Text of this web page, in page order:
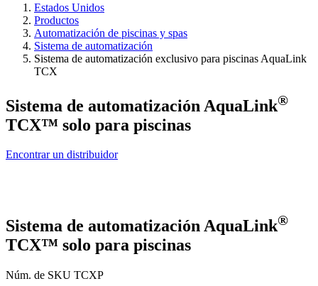
Estados Unidos
Productos
Automatización de piscinas y spas
Sistema de automatización
Sistema de automatización exclusivo para piscinas AquaLink
TCX
Sistema de automatización AquaLink®
TCX™ solo para piscinas
Encontrar un distribuidor
Sistema de automatización AquaLink®
TCX™ solo para piscinas
Núm. de SKU TCXP